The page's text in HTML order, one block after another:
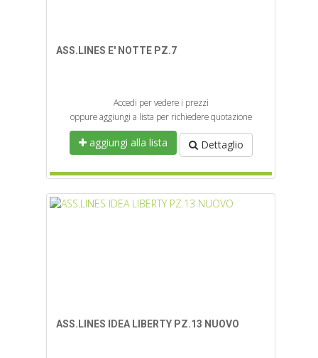
ASS.LINES E' NOTTE PZ.7
Accedi per vedere i prezzi
oppure aggiungi a lista per richiedere quotazione
aggiungi alla lista Dettaglio
ASS.LINES IDEA LIBERTY PZ.13 NUOVO